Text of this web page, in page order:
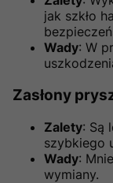
jak szkło
Wady: W
Zasłony
Zalety: Są
szybkiego
Wady:
wymiany.